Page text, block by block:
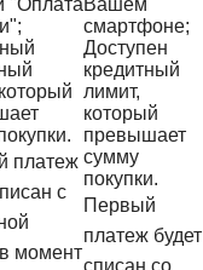
"Оплата
платеж
с
момент
Вашем
смартфоне;
Доступен
кредитный
лимит,
который
превышает
сумму
покупки.
Первый
платеж будет
списан со